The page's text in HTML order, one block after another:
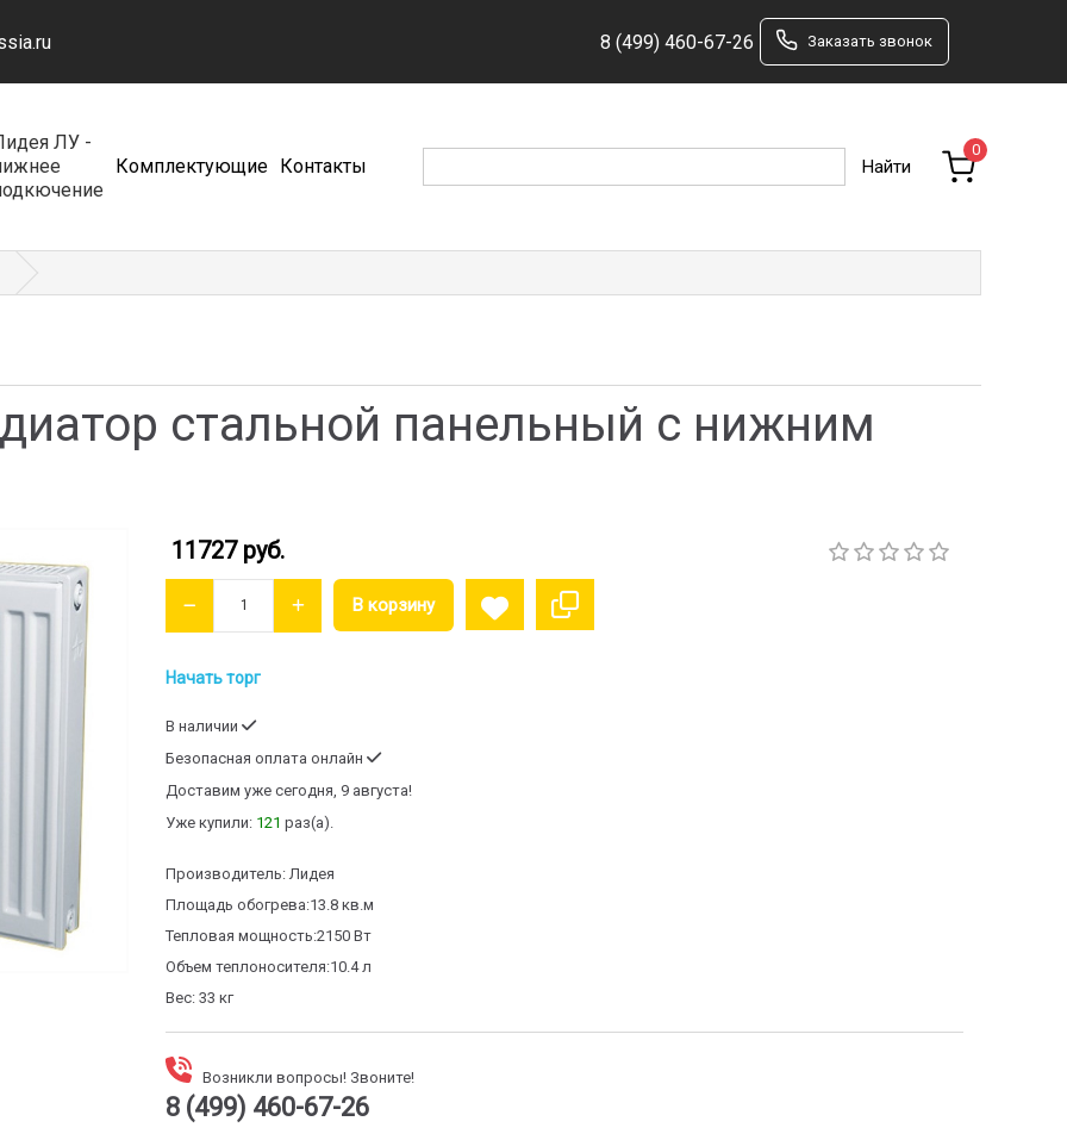
8 (499) 460-67-26 Заказать звонок
ЛУ -
Комплектующие Контакты
0
стальной панельный с нижним
11727 руб.
Начать торг
В наличии
Безопасная оплата онлайн
Доставим уже сегодня, 9 августа!
Уже купили: 121 раз(a).
Производитель: Лидея
Площадь обогрева:13.8 кв.м
Тепловая мощность:2150 Вт
Объем теплоносителя:10.4 л
Вес: 33 кг
Возникли вопросы! Звоните!
8 (499) 460-67-26